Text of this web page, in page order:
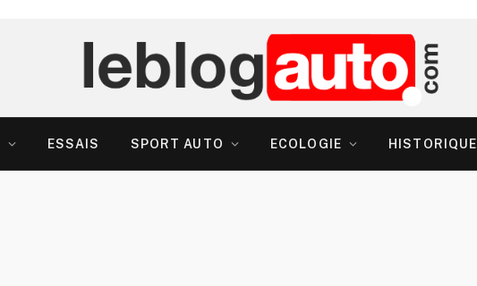
ESSAIS SPORT AUTO ECOLOGIE HISTORIQUE